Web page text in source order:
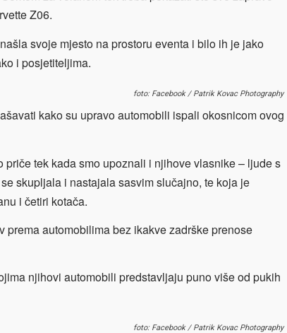
Z06.
svoje mjesto na prostoru eventa i bilo ih je jako
i posjetiteljima.
foto: Facebook / Patrik Kovac Photography
kako su upravo automobili ispali okosnicom ovog
tek kada smo upoznali i njihove vlasnike – ljude s
skupljala i nastajala sasvim slučajno, te koja je
i četiri kotača.
automobilima bez ikakve zadrške prenose
njihovi automobili predstavljaju puno više od pukih
foto: Facebook / Patrik Kovac Photography